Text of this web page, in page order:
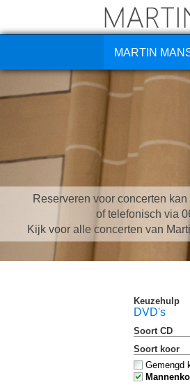
MARTIN
Reserveren voor concerten kan
of telefonisch via
Kijk voor alle concerten van
Keuzehulp
DVD's
Soort CD
Soort koor
Gemengd